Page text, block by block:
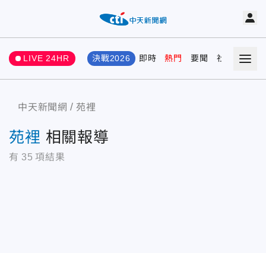
LIVE 24HR 決戰2026 即時 熱門 要聞 社會 娛樂
中天新聞網 苑裡
苑裡 相關報導
有 35 項結果